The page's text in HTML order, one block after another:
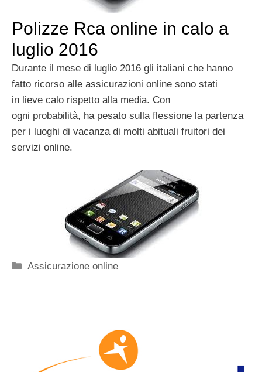
Polizze Rca online in calo a
luglio 2016
Durante il mese di luglio 2016 gli italiani che hanno
fatto ricorso alle assicurazioni online sono stati
in lieve calo rispetto alla media. Con
ogni probabilità, ha pesato sulla flessione la partenza
per i luoghi di vacanza di molti abituali fruitori dei
servizi online.
Categorie
Assicurazione online